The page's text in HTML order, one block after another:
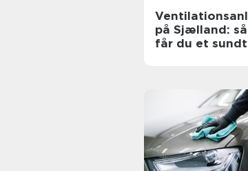
på Sjælland:
får du et